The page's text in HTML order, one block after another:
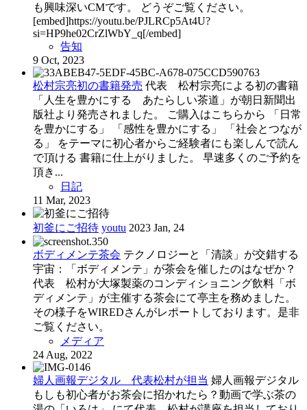
も興味深いCMです。 どうぞご覧ください。
[embed]https://youtu.be/PJLRCp5At4U?
si=HP9he02CrZlWbY_q[/embed]
告知
9 Oct, 2023
松村宗亮初の書籍発売 代表 松村宗亮による初の書籍
「人生を豊かにする あたらしい茶道」が朝日新聞出
版社より発売されました。 ご購入はこちらから 「日常
を豊かにする」 「感性を豊かにする」 「社会とつなが
る」 をテーマに初心者からご経験者にも楽しんで読ん
で頂ける 書籍に仕上がりました。 早速多くのご予約を
頂き...
日記
11 Mar, 2023
初釜にご招待 youtu 2023 Jan, 24
ボディメンテ茶会 テクノロジーと「清談」が交錯する
宇宙：「ボディメンテ」が茶会を催したのはなぜか？
代表 松村が大塚製薬のコンディショニング飲料「ボ
ディメンテ」が主催する茶会にて亭主を務めました。
その様子をWIREDさんがレポートしております。是非
ご覧ください。
メディア
24 Aug, 2022
婦人画報デジタル 代表松村が担当 婦人画報デジタル
もしも初心者がお茶会に招かれたら？動画で学ぶ茶の